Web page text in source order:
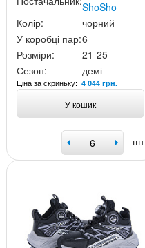
ShoSho
Колір:
чорний
У коробці пар:6
Розміри:
21-25
Сезон:
демі
Ціна за скриньку: 4 044 грн.
У кошик
шт